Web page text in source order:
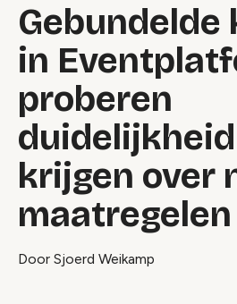
Gebundelde
in
proberen
krijgen over
maatregelen
Door Sjoerd Weikamp